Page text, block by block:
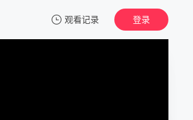
观看记录 登录